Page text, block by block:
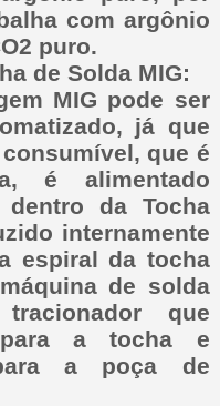
com argônio
puro.
de Solda MIG:
MIG pode ser
já que
que é
é alimentado
dentro da Tocha
internamente
espiral da tocha
de solda
que
a tocha e
para a poça de